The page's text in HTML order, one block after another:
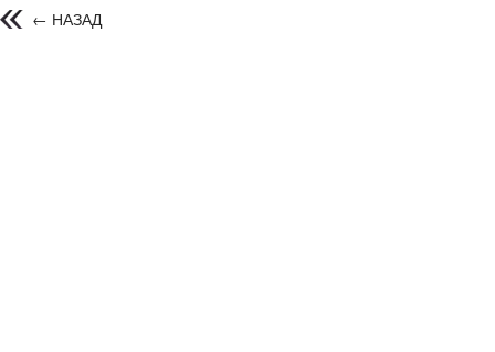
← НАЗАД